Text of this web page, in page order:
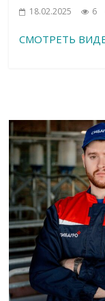
18.02.2025 6
СМОТРЕТЬ